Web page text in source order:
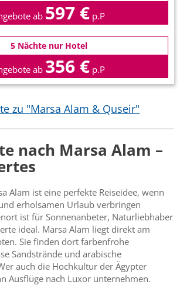
ab 597 € p.P
5 Nächte nur Hotel
ab 356 € p.P
zu "Marsa Alam & Quseir"
nach Marsa Alam –
Alam ist eine perfekte Reiseidee, wenn
erholsamen Urlaub verbringen
ist für Sonnenanbeter, Naturliebhaber
ideal. Marsa Alam liegt direkt am
Sie finden dort farbenfrohe
Sandstrände und arabische
auch die Hochkultur der Ägypter
Ausflüge nach Luxor unternehmen.